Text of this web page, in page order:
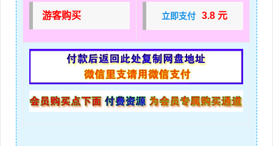
游客购买 立即支付 3.8 元